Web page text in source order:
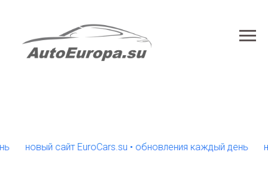
новый сайт EuroCars.su • обновления каждый день новый